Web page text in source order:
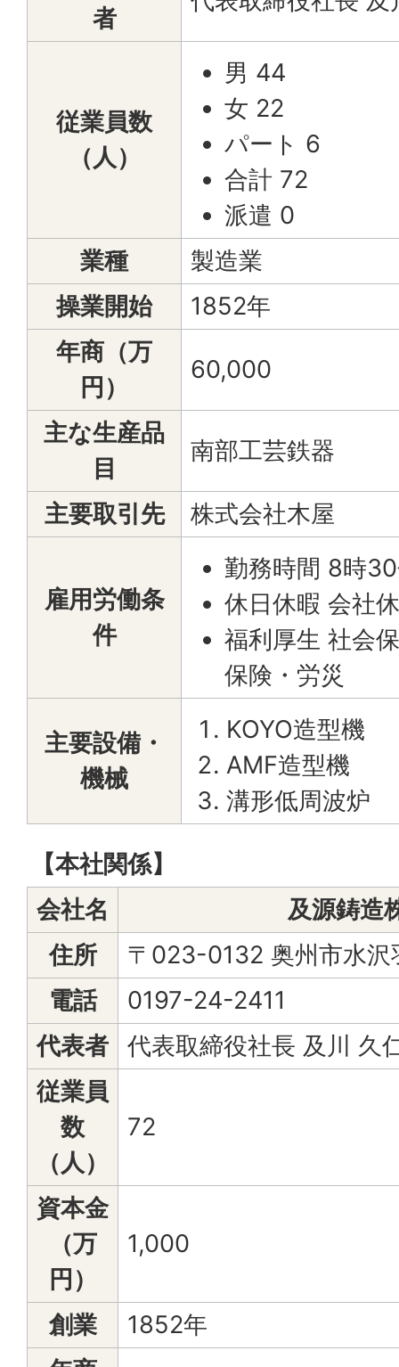
者
従業員数
（人）
男 44
女 22
パート 6
合計 72
派遣 0
業種
製造業
操業開始
1852年
年商（万
円）
60,000
主な生産品
目
南部工芸鉄器
主要取引先 株式会社木屋
雇用労働条
件
勤務時間 8時
休日休暇 会社
福利厚生 社会
保険・労災
主要設備・
機械
KOYO造型機
AMF造型機
溝形低周波炉
【本社関係】
会社名
及源鋳造
住所
〒023-0132 奥州市水
電話
0197-24-2411
代表者
代表取締役社長 及川 久
従業員
数
（人）
72
資本金
（万
円）
1,000
創業
1852年